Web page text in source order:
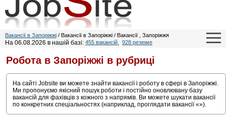
Вакансії в Запоріжжі / Вакансії в Запоріжжі / Вакансії , Запоріжжя
На 06.08.2026 в нашій базі: 455 вакансій, 928 резюме
Робота в Запоріжжі в рубриці
На сайті Jobsite ви можете знайти вакансії і роботу в сфері в Запоріжжі.
Ми пропонуємо якісний пошук роботи і постійно оновлювану базу
вакансій для фахівців з кожного з напрямів. Ви можете шукати вакансії
по конкретних спеціальностях (наприклад, проглядати вакансії «»).